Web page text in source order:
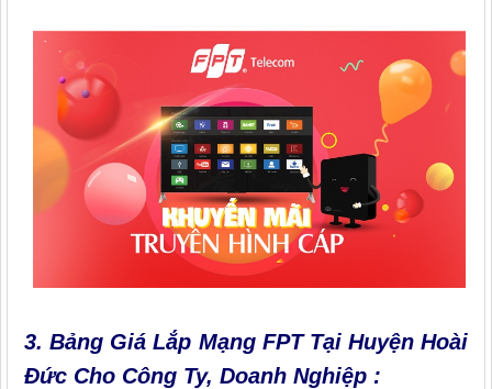
3.Bảng Giá Lắp Mạng FPT Tại Huyện Hoài
Đức Cho Công Ty, Doanh Nghiệp :